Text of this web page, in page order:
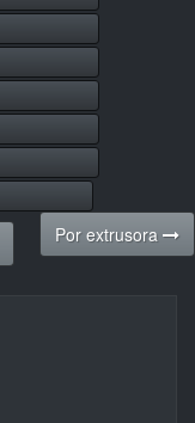
Por extrusora